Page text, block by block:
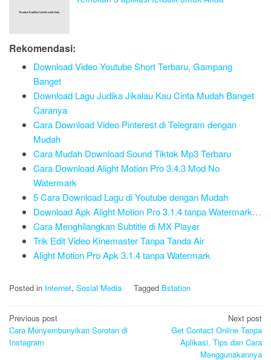
Rekomendasi:
Download Video Youtube Short Terbaru, Gampang
Banget
Download Lagu Judika Jikalau Kau Cinta Mudah Banget
Caranya
Cara Download Video Pinterest di Telegram dengan
Mudah
Cara Mudah Download Sound Tiktok Mp3 Terbaru
Cara Download Alight Motion Pro 3.4.3 Mod No
Watermark
5 Cara Download Lagu di Youtube dengan Mudah
Download Apk Alight Motion Pro 3.1.4 tanpa Watermark…
Cara Menghilangkan Subtitle di MX Player
Trik Edit Video Kinemaster Tanpa Tanda Air
Alight Motion Pro Apk 3.1.4 tanpa Watermark
Posted in Internet, Sosial Media Tagged Bstation
Post
navigation
Previous post
Cara Menyembunyikan Sorotan di
Instagram
Next post
Get Contact Online Tanpa
Aplikasi, Tips dan Cara
Menggunakannya